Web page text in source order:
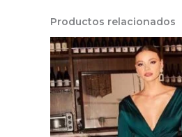
Productos relacionados